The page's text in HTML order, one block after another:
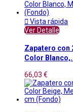
 Vista rápida
Ver Detalle
Zapatero con
Color
66,03 €